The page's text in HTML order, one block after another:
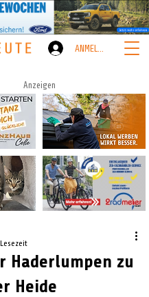
ANMELDEN
Anzeigen
Haderlumpen zu
Heide